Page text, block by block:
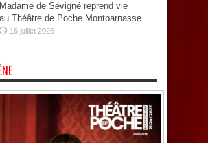
Madame de Sévigné reprend vie
au Théâtre de Poche Montparnasse
16 juillet 2026